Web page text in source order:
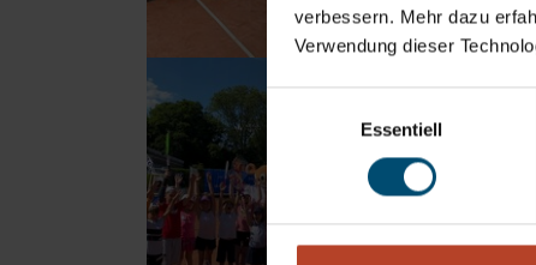
verbessern. Mehr dazu
Verwendung dieser
Essentiell